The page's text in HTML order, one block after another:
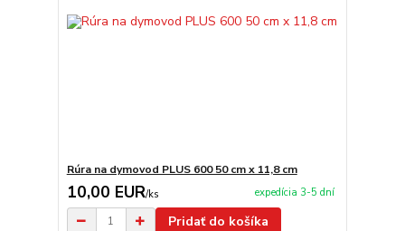
Rúra na dymovod PLUS 600 50 cm x 11,8 cm
10,00 EUR/ks expedícia 3-5 dní
Pridať do košíka